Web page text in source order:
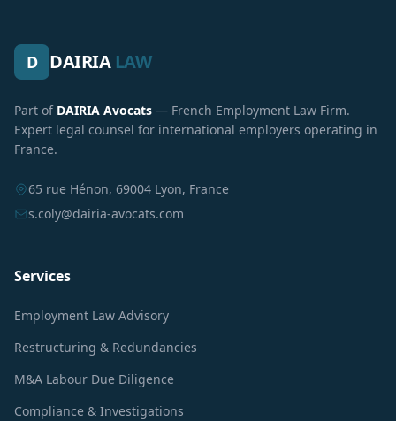
D DAIRIA LAW
Part of DAIRIA Avocats — French Employment Law Firm.
Expert legal counsel for international employers operating in
France.
65 rue Hénon, 69004 Lyon, France
s.coly@dairia-avocats.com
Services
Employment Law Advisory
Restructuring & Redundancies
M&A Labour Due Diligence
Compliance & Investigations